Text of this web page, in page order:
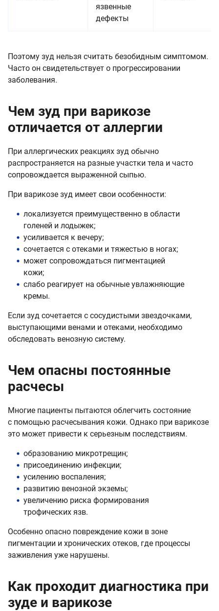
язвенные
дефекты
Поэтому зуд нельзя считать безобидным симптомом.
Часто он свидетельствует о прогрессировании
заболевания.
Чем зуд при варикозе
отличается от аллергии
При аллергических реакциях зуд обычно
распространяется на разные участки тела и часто
сопровождается выраженной сыпью.
При варикозе зуд имеет свои особенности:
локализуется преимущественно в области
голеней и лодыжек;
усиливается к вечеру;
сочетается с отеками и тяжестью в ногах;
может сопровождаться пигментацией
кожи;
слабо реагирует на обычные увлажняющие
кремы.
Если зуд сочетается с сосудистыми звездочками,
выступающими венами и отеками, необходимо
обследовать венозную систему.
Чем опасны постоянные
расчесы
Многие пациенты пытаются облегчить состояние
с помощью расчесывания кожи. Однако при варикозе
это может привести к серьезным последствиям.
образованию микротрещин;
присоединению инфекции;
усилению воспаления;
развитию венозной экземы;
увеличению риска формирования
трофических язв.
Особенно опасно повреждение кожи в зоне
пигментации и хронических отеков, где процессы
заживления уже нарушены.
Как проходит диагностика при
зуде и варикозе